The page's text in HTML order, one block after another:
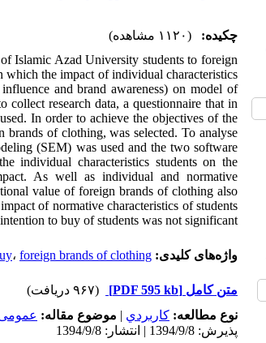
چکیده:
(۱۱۲۰ مشاهده)
Islamic Azad University students to foreign
which the impact of individual characteristics
and brand awareness) on model of
research data, a questionnaire that in
In order to achieve the objectives of the
of clothing, was selected. To analyse
(SEM) was used and the two software
individual characteristics students on the
As well as individual and normative
value of foreign brands of clothing also
of normative characteristics of students
to buy of students was not significant.
واژه‌های کلیدی: ، foreign brands of clothing
متن کامل [PDF 595 kb]
(۹۶۷ دریافت)
نوع مطالعه: كاربردي | موضوع مقاله:
پذیرش: 1394/9/8 | انتشار: 1394/9/8